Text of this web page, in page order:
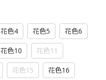
花色4 花色5 花色6
花色10 花色11
花色15 花色16